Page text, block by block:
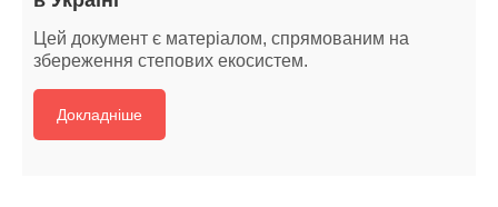
Цей документ є матеріалом, спрямованим на
збереження степових екосистем.
Докладніше